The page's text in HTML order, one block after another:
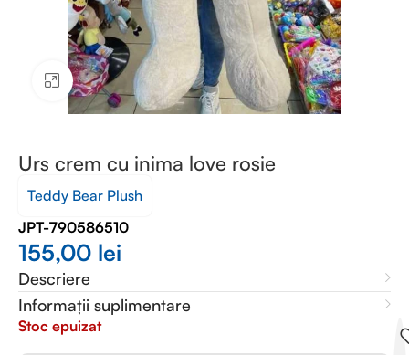
Faceți clic pentru a mări
Urs crem cu inima love rosie
Teddy Bear Plush
JPT-790586510
155,00 lei
Descriere
Informații suplimentare
Stoc epuizat